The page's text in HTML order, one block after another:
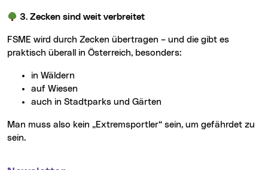
3. Zecken sind weit verbreitet
FSME wird durch Zecken übertragen – und die gibt es
praktisch überall in Österreich, besonders:
in Wäldern
auf Wiesen
auch in Stadtparks und Gärten
Man muss also kein „Extremsportler“ sein, um gefährdet zu
sein.